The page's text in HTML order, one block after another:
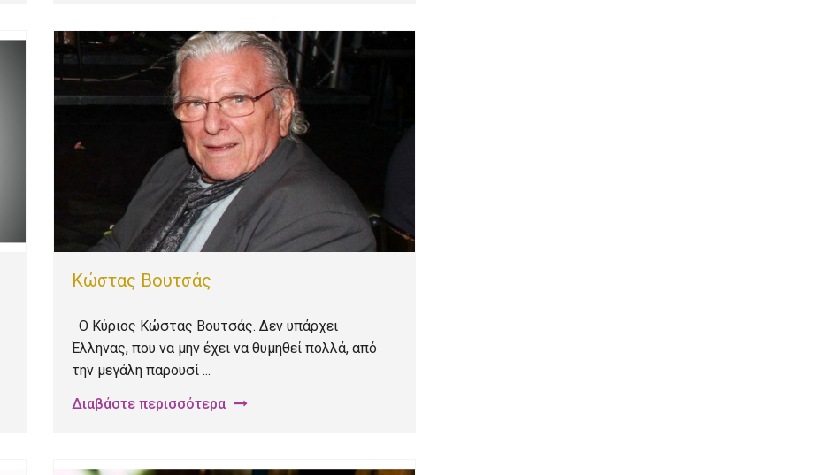
Κώστας Βουτσάς
Ο Κύριος Κώστας Βουτσάς. Δεν υπάρχει
Έλληνας, που να μην έχει να θυμηθεί πολλά, από
την μεγάλη παρουσί ...
Διαβάστε περισσότερα